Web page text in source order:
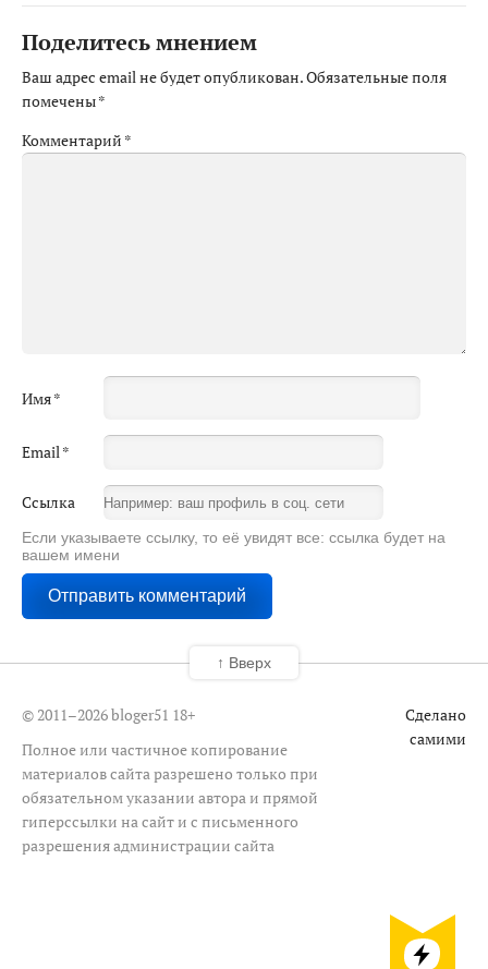
Поделитесь мнением
Ваш адрес email не будет опубликован.Обязательные поля
помечены*
Комментарий *
Имя*
Email*
Ссылка
Если указываете ссылку, то её увидят все: ссылка будет на
вашем имени
© 2011–2026 bloger51 18+
Полное или частичное копирование
материалов сайта разрешено только при
обязательном указании автора и прямой
гиперссылки на сайт и с письменного
разрешения администрации сайта
Сделано
самими
↑ Вверх